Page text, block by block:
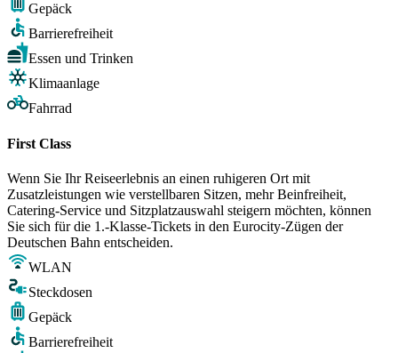
Gepäck
Barrierefreiheit
Essen und Trinken
Klimaanlage
Fahrrad
First Class
Wenn Sie Ihr Reiseerlebnis an einen ruhigeren Ort mit
Zusatzleistungen wie verstellbaren Sitzen, mehr Beinfreiheit,
Catering-Service und Sitzplatzauswahl steigern möchten, können
Sie sich für die 1.-Klasse-Tickets in den Eurocity-Zügen der
Deutschen Bahn entscheiden.
WLAN
Steckdosen
Gepäck
Barrierefreiheit